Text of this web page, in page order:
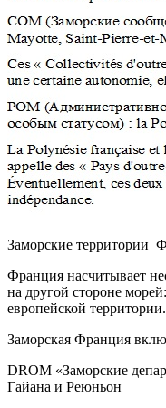
Заморские территории
Франция насчитывает
на другой стороне
европейской территории.
Заморская Франция
DROM «Заморские
Гайана и Реюньон